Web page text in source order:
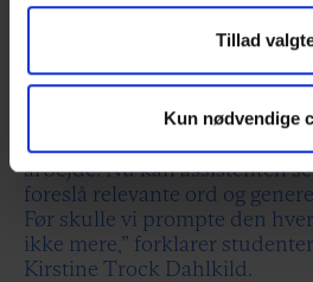
Tillad
Kun nødvendige
minimum dobbelt så lang tid.
”AI’en har transformeret
spare os for enormt meget tid
skulle finde på 3000
arbejde. Nu kan assistenten
foreslå relevante ord og
Før skulle vi prompte den
ikke mere,” forklarer
Kirstine Trock Dahlkild.